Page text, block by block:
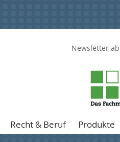
Newsletter
Recht & Beruf Produkte